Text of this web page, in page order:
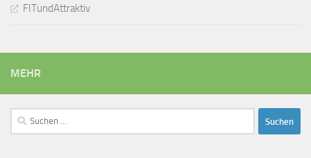
FITundAttraktiv
MEHR
Suchen
nach: